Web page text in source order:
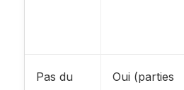
Pas du
Oui (parties